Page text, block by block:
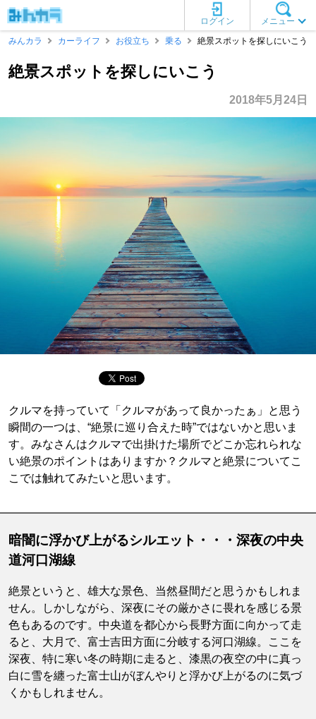
メニュー
ログイン
みんカラ
カーライフ お役立ち 乗る 絶景スポットを探しにいこう
絶景スポットを探しにいこう
2018年5月24日
クルマを持っていて「クルマがあって良かったぁ」と思う
瞬間の一つは、“絶景に巡り合えた時”ではないかと思いま
す。みなさんはクルマで出掛けた場所でどこか忘れられな
い絶景のポイントはありますか？クルマと絶景についてこ
こでは触れてみたいと思います。
暗闇に浮かび上がるシルエット・・・深夜の中央
道河口湖線
絶景というと、雄大な景色、当然昼間だと思うかもしれま
せん。しかしながら、深夜にその厳かさに畏れを感じる景
色もあるのです。中央道を都心から長野方面に向かって走
ると、大月で、富士吉田方面に分岐する河口湖線。ここを
深夜、特に寒い冬の時期に走ると、漆黒の夜空の中に真っ
白に雪を纏った富士山がぼんやりと浮かび上がるのに気づ
くかもしれません。